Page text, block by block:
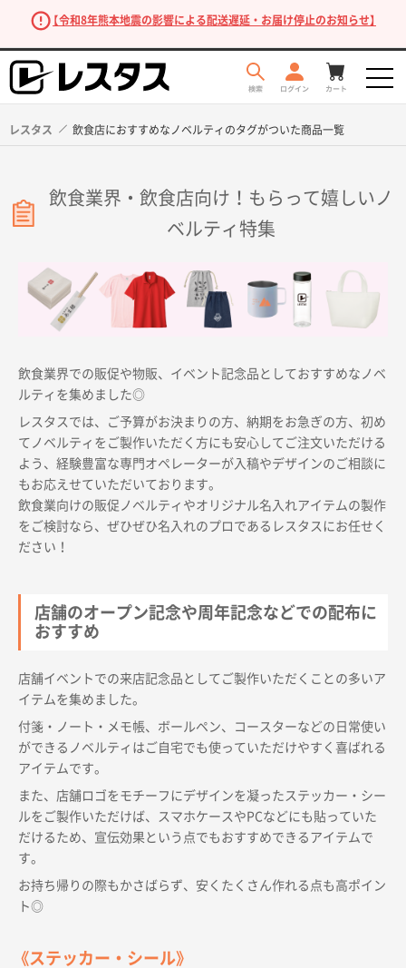
【令和8年熊本地震の影響による配送遅延・お届け停止のお知らせ】
商品を探す
商品カテゴリーから探す
ターゲットから探す
目的・シーンから探す
イベントから探す
印刷色から探す
サイトメニュー
初めての方へ
レスタス 飲食店におすすめなノベルティのタグがついた商品一覧
飲食業界・飲食店向け！もらって嬉しいノ
ベルティ特集
飲食業界での販促や物販、イベント記念品としておすすめなノベ
ルティを集めました◎
レスタスでは、ご予算がお決まりの方、納期をお急ぎの方、初め
てノベルティをご製作いただく方にも安心してご注文いただける
よう、経験豊富な専門オペレーターが入稿やデザインのご相談に
もお応えせていただいております。
飲食業向けの販促ノベルティやオリジナル名入れアイテムの製作
をご検討なら、ぜひぜひ名入れのプロであるレスタスにお任せく
ださい！
店舗のオープン記念や周年記念などでの配布に
おすすめ
店舗イベントでの来店記念品としてご製作いただくことの多いア
イテムを集めました。
付箋・ノート・メモ帳、ボールペン、コースターなどの日常使い
ができるノベルティはご自宅でも使っていただけやすく喜ばれる
アイテムです。
また、店舗ロゴをモチーフにデザインを凝ったステッカー・シー
ルをご製作いただけば、スマホケースやPCなどにも貼っていた
だけるため、宣伝効果という点でもおすすめできるアイテムで
す。
お持ち帰りの際もかさばらず、安くたくさん作れる点も高ポイン
ト◎
《ステッカー・シール》